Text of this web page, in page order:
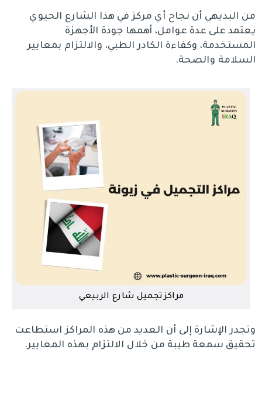
من البديهي أن نجاح أي مركز في هذا الشارع الحيوي
يعتمد على عدة عوامل، أهمها جودة الأجهزة
المستخدمة، وكفاءة الكادر الطبي، والالتزام بمعايير
السلامة والصحة.
مراكز تجميل شارع الربيعي
وتجدر الإشارة إلى أن العديد من هذه المراكز استطاعت
تحقيق سمعة طيبة من خلال الالتزام بهذه المعايير.